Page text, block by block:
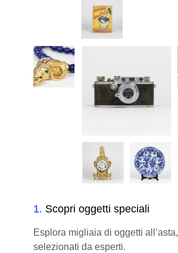
1. Scopri oggetti speciali
Esplora migliaia di oggetti all’asta,
selezionati da esperti.